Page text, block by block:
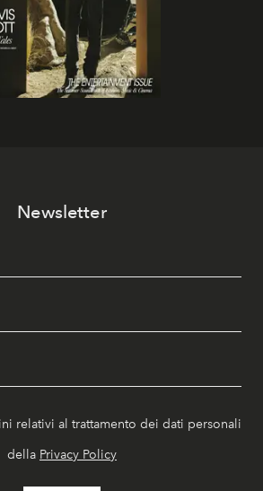
Newsletter
relativi al trattamento dei dati personali
della Privacy Policy